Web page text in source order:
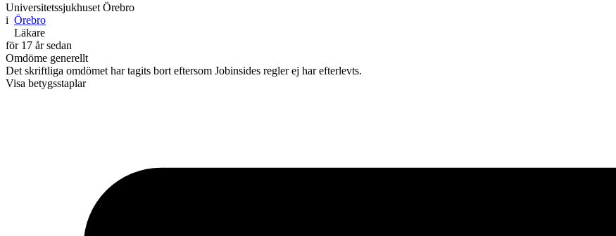
Universitetssjukhuset Örebro
i Örebro
Läkare
för 17 år sedan
Omdöme generellt
Det skriftliga omdömet har tagits bort eftersom Jobinsides regler ej har efterlevts.
Visa betygsstaplar